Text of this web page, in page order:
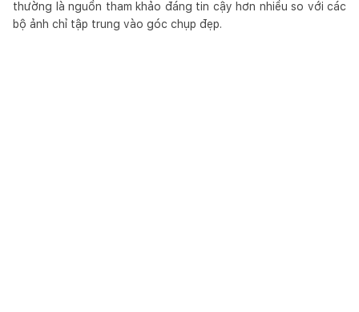
thường là nguồn tham khảo đáng tin cậy hơn nhiều so với các
bộ ảnh chỉ tập trung vào góc chụp đẹp.